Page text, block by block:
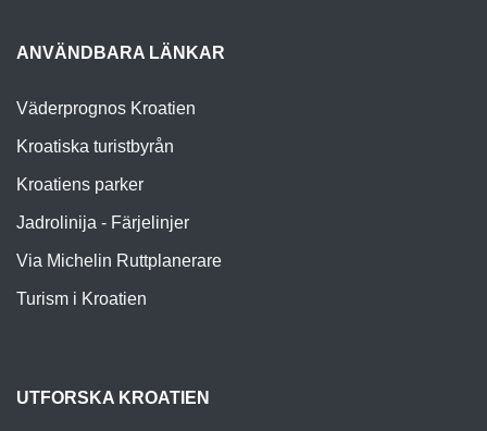
ANVÄNDBARA LÄNKAR
Väderprognos Kroatien
Kroatiska turistbyrån
Kroatiens parker
Jadrolinija - Färjelinjer
Via Michelin Ruttplanerare
Turism i Kroatien
UTFORSKA KROATIEN